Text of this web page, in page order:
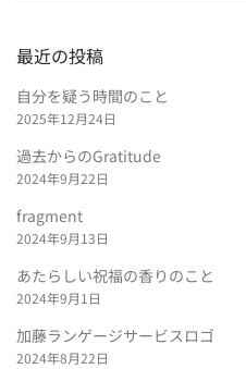
最近の投稿
自分を疑う時間のこと
2025年12月24日
過去からのGratitude
2024年9月22日
fragment
2024年9月13日
あたらしい祝福の香りのこと
2024年9月1日
加藤ランゲージサービスロゴ
2024年8月22日